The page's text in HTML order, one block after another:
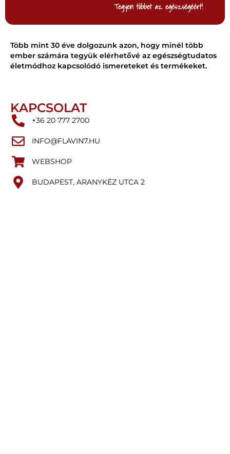
Tegyen többet az egészségéért!
Több mint 30 éve dolgozunk azon, hogy minél több
ember számára tegyük elérhetővé az egészségtudatos
életmódhoz kapcsolódó ismereteket és termékeket.
KAPCSOLAT
+36 20 777 2700
INFO@FLAVIN7.HU
WEBSHOP
BUDAPEST, ARANYKÉZ UTCA 2